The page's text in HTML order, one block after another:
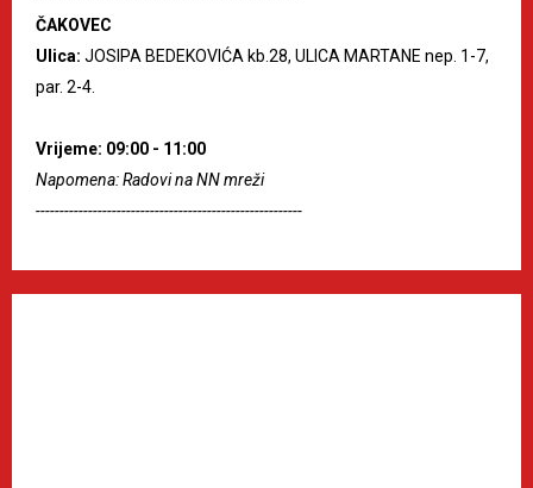
ČAKOVEC
Ulica: JOSIPA BEDEKOVIĆA kb.28, ULICA MARTANE nep. 1-7,
par. 2-4.
Vrijeme: 09:00 - 11:00
Napomena: Radovi na NN mreži
--------------------------------------------------------